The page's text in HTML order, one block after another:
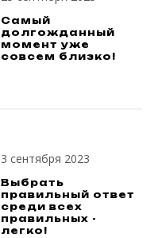
Самый
долгожданный
момент уже
совсем близко!
3 сентября 2023
Выбрать
правильный ответ
среди всех
правильных -
легко!